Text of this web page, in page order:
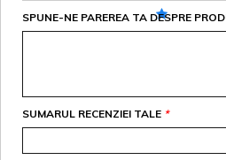
SPUNE-NE PAREREA TA DESPRE
*
SUMARUL RECENZIEI TALE